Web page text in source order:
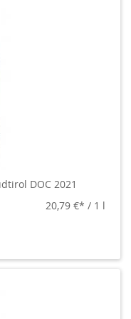
DOC 2021
20,79 €
/ 1 l